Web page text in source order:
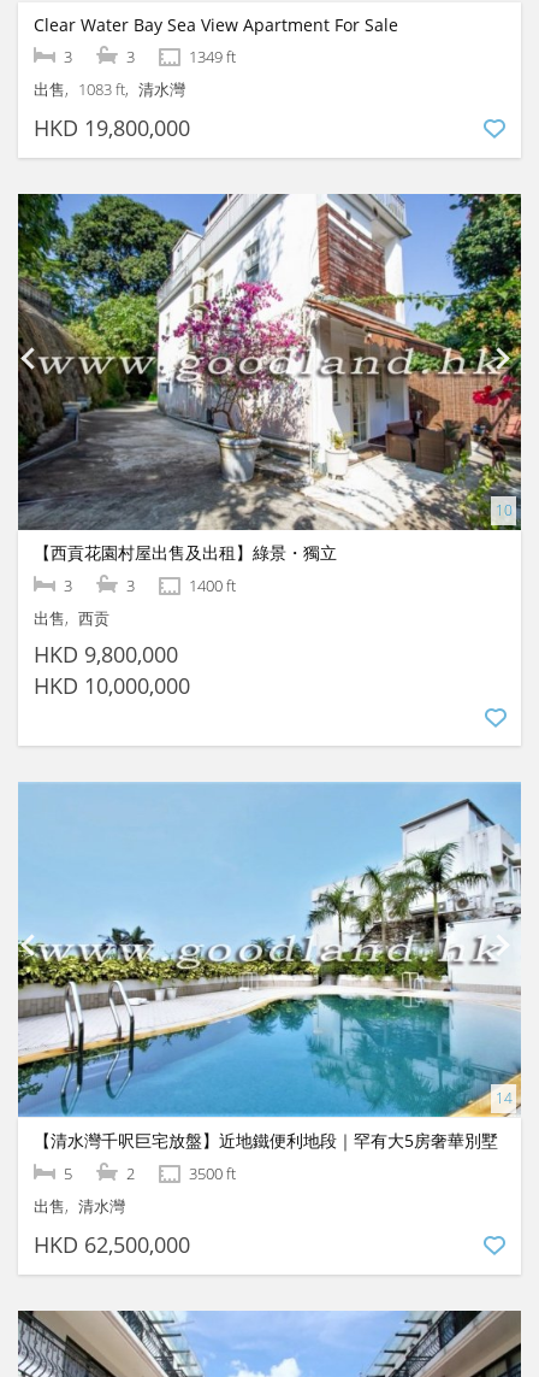
Clear Water Bay Sea View Apartment For Sale
3 3
1349 ft
出售
1083 ft 清水灣
HKD 19,800,000
【西貢花園村屋出售及出租】綠景・獨立
3 3
1400 ft
出售
西贡
HKD 9,800,000
HKD 10,000,000
【清水灣千呎巨宅放盤】近地鐵便利地段｜罕有大5房奢華別墅
5 2
3500 ft
出售
清水灣
HKD 62,500,000